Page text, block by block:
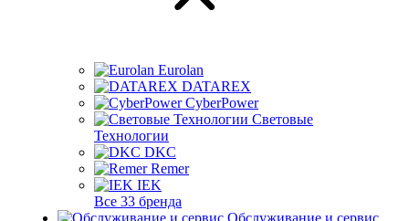
Eurolan
DATAREX
CyberPower
Световые
Технологии
DKC
Remer
IEK
Все 33 бренда
Обслуживание и сервис